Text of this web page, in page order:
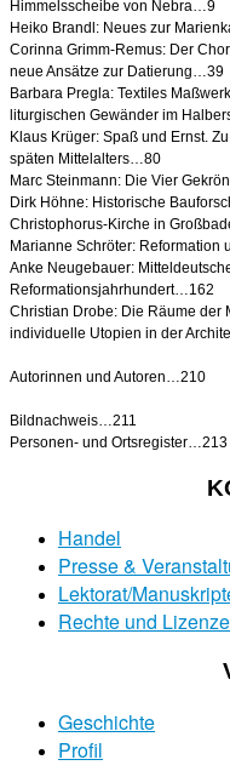
Himmelsscheibe von Nebra…9
Heiko Brandl: Neues zur
Corinna Grimm-Remus: Der
neue Ansätze zur Datierung…39
Barbara Pregla: Textiles
liturgischen Gewänder im
Klaus Krüger: Spaß und Ernst.
späten Mittelalters…80
Marc Steinmann: Die Vier
Dirk Höhne: Historische
Christophorus-Kirche in
Marianne Schröter:
Anke Neugebauer:
Reformationsjahrhundert…162
Christian Drobe: Die Räume der
individuelle Utopien in der
Autorinnen und Autoren…210
Bildnachweis…211
Personen- und Ortsregister…213
Handel
Presse &
Lektorat/
Rechte und
Geschichte
Profil